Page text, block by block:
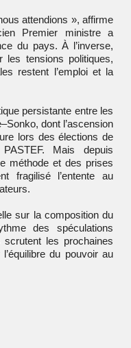
attendions », affirme
Premier ministre a
du pays. À l’inverse,
les tensions politiques,
restent l’emploi et la
persistante entre les
dont l’ascension
lors des élections de
Mais depuis
méthode et des prises
fragilisé l’entente au
sur la composition du
des spéculations
les prochaines
du pouvoir au